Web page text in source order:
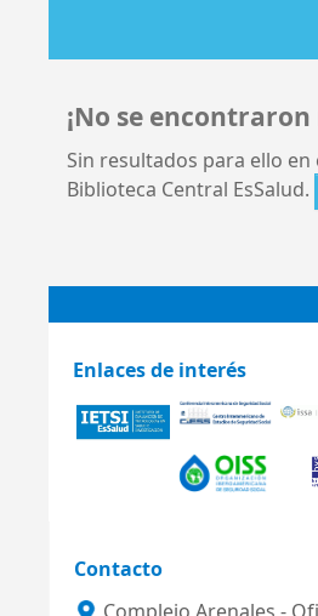
¡No se
Sin resultados para ello en
Biblioteca Central EsSalud.
Enlaces de interés
Contacto